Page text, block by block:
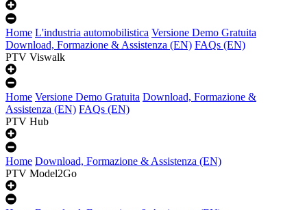
Home L'industria automobilistica Versione Demo Gratuita
Download, Formazione & Assistenza (EN) FAQs (EN)
PTV Viswalk
Home Versione Demo Gratuita Download, Formazione &
Assistenza (EN) FAQs (EN)
PTV Hub
Home Download, Formazione & Assistenza (EN)
PTV Model2Go